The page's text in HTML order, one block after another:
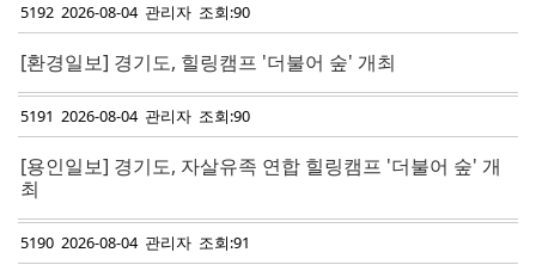
5192 2026-08-04 관리자 조회:90
[환경일보] 경기도, 힐링캠프 '더불어 숲' 개최
5191 2026-08-04 관리자 조회:90
[용인일보] 경기도, 자살유족 연합 힐링캠프 '더불어 숲' 개
최
5190 2026-08-04 관리자 조회:91